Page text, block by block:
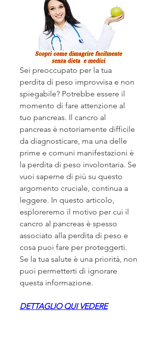
Sei preoccupato per la tua
perdita di peso improvvisa e non
spiegabile? Potrebbe essere il
momento di fare attenzione al
tuo pancreas. Il cancro al
pancreas è notoriamente difficile
da diagnosticare, ma una delle
prime e comuni manifestazioni è
la perdita di peso involontaria. Se
vuoi saperne di più su questo
argomento cruciale, continua a
leggere. In questo articolo,
esploreremo il motivo per cui il
cancro al pancreas è spesso
associato alla perdita di peso e
cosa puoi fare per proteggerti.
Se la tua salute è una priorità, non
puoi permetterti di ignorare
questa informazione.
DETTAGLIO QUI VEDERE